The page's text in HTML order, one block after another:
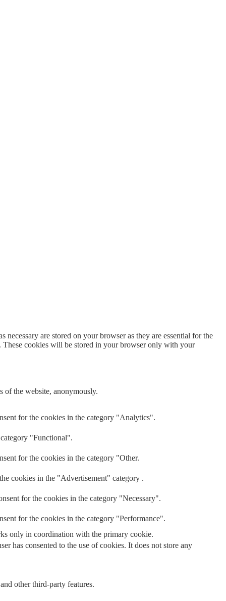
are stored on your browser as they are essential for the
These cookies will be stored in your browser only with your
of the website, anonymously.
for the cookies in the category "Analytics".
"Functional".
for the cookies in the category "Other.
cookies in the "Advertisement" category .
for the cookies in the category "Necessary".
for the cookies in the category "Performance".
only in coordination with the primary cookie.
has consented to the use of cookies. It does not store any
other third-party features.